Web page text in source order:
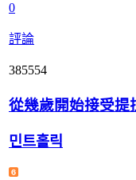
0
評論
385554
從幾歲開始接受提
민트홀릭